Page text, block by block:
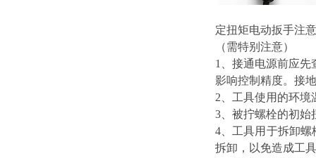
定扭矩电动扳手注
（需特别注意）
1、接通电源前应先
影响控制精度。接
2、工具使用的环
3、被拧螺栓的初始
4、工具用于拆卸
拆卸，以免造成工